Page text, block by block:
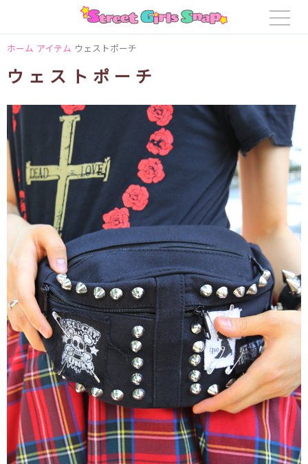
ホーム アイテム ウェストポーチ
ウェストポーチ